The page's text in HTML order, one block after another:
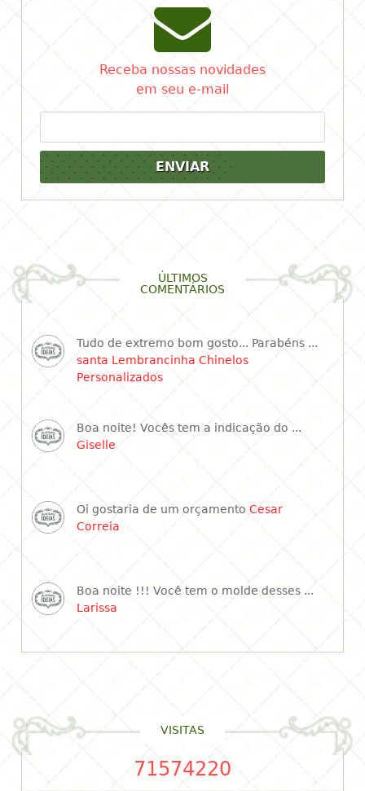
Receba nossas novidades
em seu e-mail
ENVIAR
ÚLTIMOS
COMENTÁRIOS
Tudo de extremo bom gosto... Parabéns ...
santa Lembrancinha Chinelos
Personalizados
Boa noite! Vocês tem a indicação do ...
Giselle
Oi gostaria de um orçamento Cesar
Correia
Boa noite !!! Você tem o molde desses ...
Larissa
VISITAS
71574220